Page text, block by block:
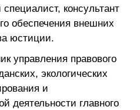
консультант
обеспечения внешних
юстиции.
управления правового
экологических
и
деятельности главного